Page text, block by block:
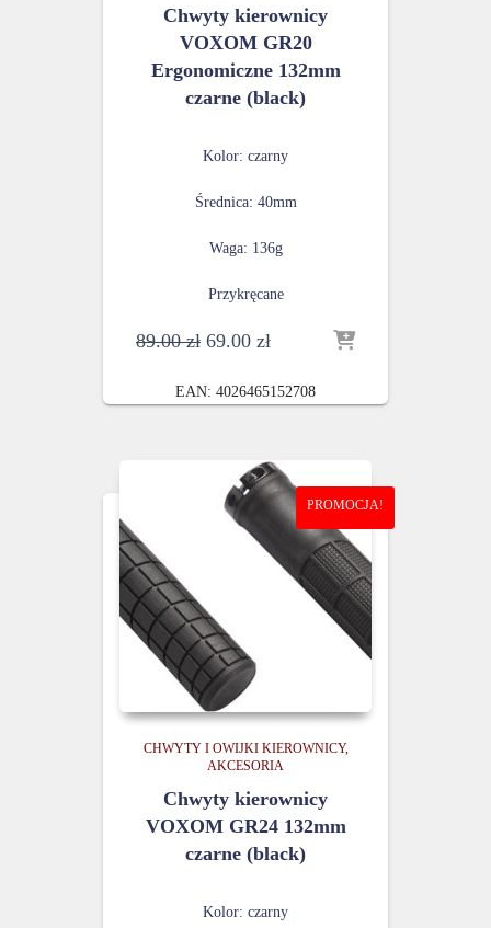
Chwyty kierownicy
VOXOM GR20
Ergonomiczne 132mm
czarne (black)
Kolor: czarny
Średnica: 40mm
Waga: 136g
Przykręcane
89.00zł Pierwotna
wynosiła:
89.00 zł.
69.00 złAktualna
wynosi:
69.00 zł.
EAN: 4026465152708
PROMOCJA!
CHWYTY I OWIJKI KIEROWNICY
AKCESORIA
Chwyty kierownicy
VOXOM GR24 132mm
czarne (black)
Kolor: czarny